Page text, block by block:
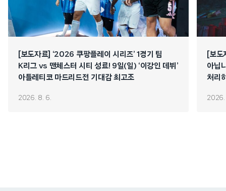
[보도자료] ‘2026 쿠팡플레이 시리즈’ 1경기 팀
K리그 vs 맨체스터 시티 성료! 9일(일) ‘이강인 데뷔’
아틀레티코 마드리드전 기대감 최고조
2026. 8. 6.
[보
아닙
처리
2026.